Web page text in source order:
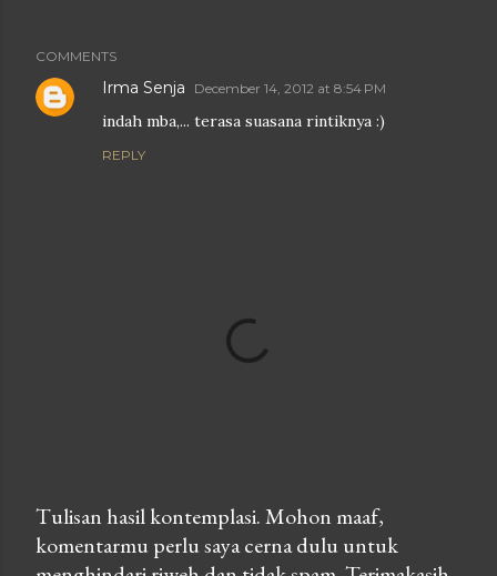
COMMENTS
Irma Senja December 14, 2012 at 8:54 PM
indah mba,... terasa suasana rintiknya :)
REPLY
P
Tulisan hasil kontemplasi. Mohon maaf,
komentarmu perlu saya cerna dulu untuk